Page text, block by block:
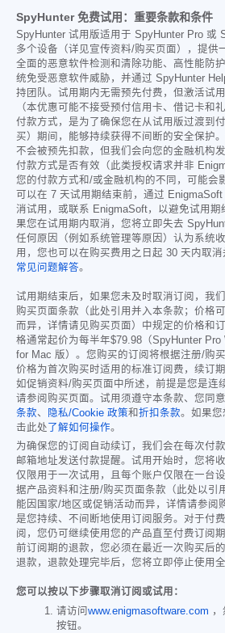
SpyHunter 免费试用：重要条款和条件
SpyHunter 试用版适用于 SpyHunter Pro 或
多个设备（详见宣传资料/购买页面），提供
全面的恶意软件检测和清除功能、高性能防
统免受恶意软件威胁，并通过 SpyHunter
持团队。试用期内无需预先付费，但激活试
（本优惠可能不接受预付信用卡、借记卡和
付款方式，是为了确保您在从试用版过渡到
买）期间，能够持续获得不间断的安全保护
不会被预先扣款，但我们会向您的金融机构
付款方式是否有效（此类授权请求并非
您的付款方式和/或金融机构的不同，可能会
可以在 7 天试用期结束前，通过 EnigmaSoft
消试用，或联系 EnigmaSoft，以避免试用期
果您在试用期内取消，您将立即失去
任何原因（例如系统管理等原因）认为系统
用，您也可以在购买费用之日起 30 天内取
常见问题解答。
试用期结束后，如果您未及时取消订阅，我
购买页面条款（此处引用并入本条款；价格
而异，详情请见购买页面）中规定的价格和
格通常起价为每半年$79.98 （SpyHunter
for Mac 版）。您购买的订阅将根据注册/购
价格为首次购买时适用的标准订阅费，续订
如促销资料/购买页面中所述，前提是您是连
请参阅购买页面。试用须遵守本条款、您同
条款、 隐私/Cookie 政策和折扣条款。如果您
击此处了解如何操作。
为确保您的订阅自动续订，我们会在每次付
邮箱地址发送付款提醒。试用开始时，您将
仅限用于一次试用，且每个账户仅限在一台
据产品资料和注册/购买页面条款（此处以引
能因国家/地区或促销活动而异，详情请参阅
是您持续、不间断地使用订阅服务。对于付
阅，您仍可继续使用您的产品直至付费订阅
前订阅期的退款，您必须在最近一次购买后
退款，退款处理完毕后，您将立即停止使用全
您可以按以下步骤取消订阅或试用：
请访问 www.enigmasoftware.com
按钮。